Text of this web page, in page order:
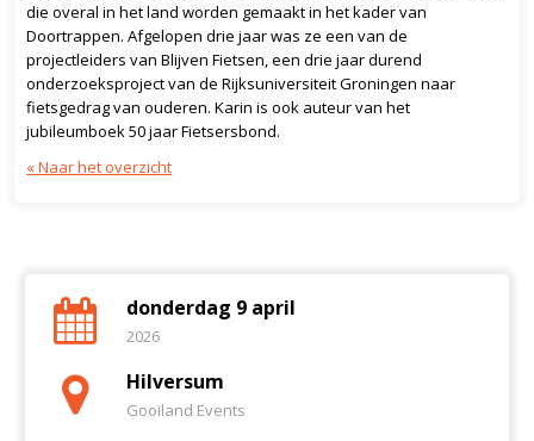
die overal in het land worden gemaakt in het kader van
Doortrappen. Afgelopen drie jaar was ze een van de
projectleiders van Blijven Fietsen, een drie jaar durend
onderzoeksproject van de Rijksuniversiteit Groningen naar
fietsgedrag van ouderen. Karin is ook auteur van het
jubileumboek 50 jaar Fietsersbond.
« Naar het overzicht
donderdag 9 april
2026
Hilversum
Gooiland Events